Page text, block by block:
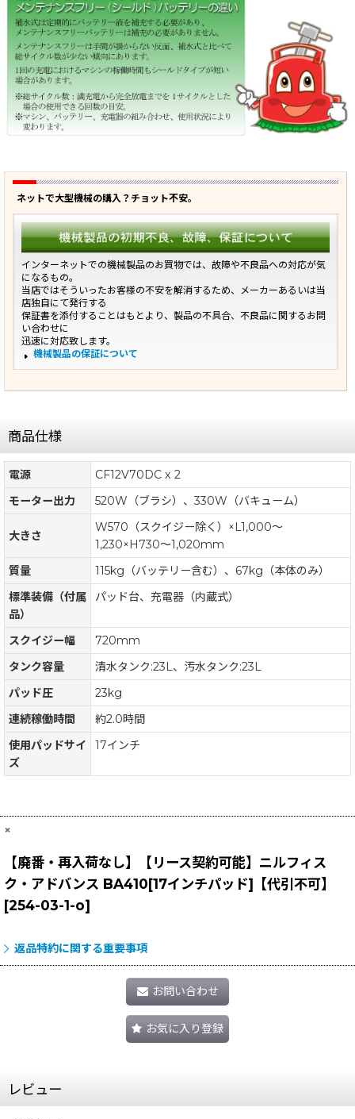
ネットで大型機械の購入？チョット不安。
インターネットでの機械製品のお買物では、故障や不良品への対応が気
になるもの。
当店ではそういったお客様の不安を解消するため、メーカーあるいは当
店独自にて発行する
保証書を添付することはもとより、製品の不具合、不良品に関するお問
い合わせに
迅速に対応致します。
機械製品の保証について
商品仕様
電源
CF12V70DC x 2
モーター出力
520W（ブラシ）、330W（バキューム）
大きさ
W570（スクイジー除く）×L1,000〜
1,230×H730〜1,020mm
質量
115kg（バッテリー含む）、67kg（本体のみ）
標準装備（付属
品）
パッド台、充電器（内蔵式）
スクイジー幅
720mm
タンク容量
清水タンク:23L、汚水タンク:23L
パッド圧
23kg
連続稼働時間
約2.0時間
使用パッドサイ
ズ
17インチ
×
【廃番・再入荷なし】【リース契約可能】ニルフィス
ク・アドバンス BA410[17インチパッド]【代引不可】
[254-03-1-o]
返品特約に関する重要事項
お問い合わせ
お気に入り登録
レビュー